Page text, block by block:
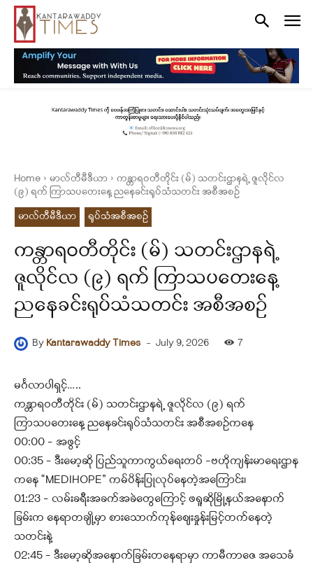
Home မာလ်တီမီဒီယာ
ကန္တာရဝတီတိုင်း (မ်) သတင်းဌာနရဲ့ ဇူလိုင်လ
(၉) ရက် ကြာသပတေးနေ့ ညနေခင်းရုပ်သံသတင်း အစီအစဉ်
မာလ်တီမီဒီယာ
ရုပ်သံအစီအစဉ်
ကန္တာရဝတီတိုင်း (မ်) သတင်းဌာနရဲ့
ဇူလိုင်လ (၉) ရက် ကြာသပတေးနေ့
ညနေခင်းရုပ်သံသတင်း အစီအစဉ်
By Kantarawaddy Times - July 9, 2026 7
မင်္ဂလာပါရှင့်…..
ကန္တာရဝတီတိုင်း (မ်) သတင်းဌာနရဲ့ ဇူလိုင်လ (၉) ရက်
ကြာသပတေးနေ့ ညနေခင်းရုပ်သံသတင်း အစီအစဉ်ကနေ
00:00 – အဖွင့်
00:35 – ဒီးမော့ဆို ပြည်သူကာကွယ်ရေးတပ် -ဗဟိုကျန်းမာရေးဌာန
ကနေ “MEDIHOPE” ကမ်ပိန်းပြုလုပ်နေတဲ့အကြောင်း၊
01:23 – လမ်းခရီးအခက်အခဲတွေကြောင့် ဖရူဆိုမြို့နယ်အနောက်
ခြမ်းက နေရာတချို့မှာ စားသောက်ကုန်ဈေးနှုန်းမြင့်တက်နေတဲ့
သတင်းနဲ့
02:45 – ဒီးမော့ဆိုအနောက်ခြမ်းတနေရာမှာ ကာမီကာဇေ အသေခံ